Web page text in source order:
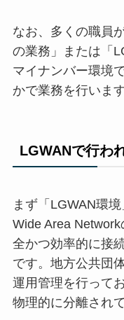
なお、多くの職員
の業務」または「
マイナンバー環境
かで業務を行います
LGWANで行わ
まず「LGWAN環
Wide Area
全かつ効率的に接
です。地方公共団
運用管理を行って
物理的に分離され